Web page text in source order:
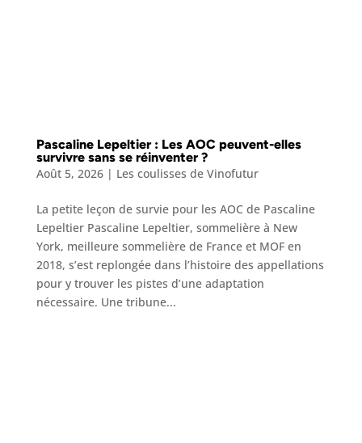
Pascaline Lepeltier : Les AOC peuvent-elles
survivre sans se réinventer ?
Août 5, 2026| Les coulisses de Vinofutur
La petite leçon de survie pour les AOC de Pascaline
Lepeltier Pascaline Lepeltier, sommelière à New
York, meilleure sommelière de France et MOF en
2018, s’est replongée dans l’histoire des appellations
pour y trouver les pistes d’une adaptation
nécessaire. Une tribune...